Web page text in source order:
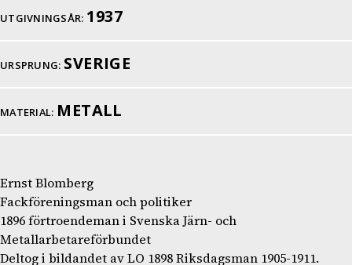
UTGIVNINGSÅR: 1937
URSPRUNG: SVERIGE
MATERIAL: METALL
Ernst Blomberg
Fackföreningsman och politiker
1896 förtroendeman i Svenska Järn- och
Metallarbetareförbundet
Deltog i bildandet av LO 1898 Riksdagsman 1905-1911.